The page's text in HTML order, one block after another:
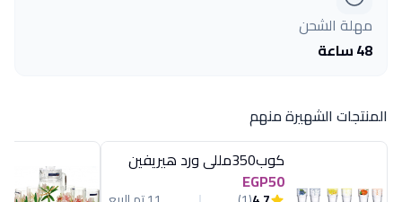
مهلة الشحن
48 ساعة
المنتجات الشهيرة منهم
كوب350مللى ورد هيريفين
EGP50